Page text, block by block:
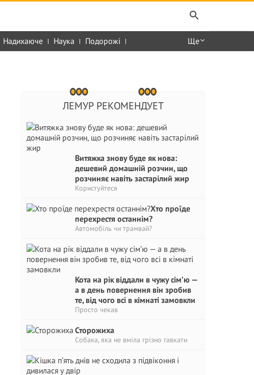
Надихаюче Наука Подорожі Ще
ЛЕМУР РЕКОМЕНДУЕТ
Витяжка знову буде як нова:
дешевий домашній розчин, що
розчиняє навіть застарілий жир
Користуйтеся
Хто проїде
перехрестя останнім?
Автомобіль чи трамвай?
Кота на рік віддали в чужу сім’ю —
а в день повернення він зробив
те, від чого всі в кімнаті замовкли
Просто чекав
Сторожиха
Собака, яка не вміла грізно гавкати